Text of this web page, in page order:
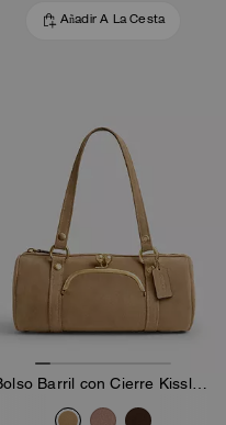
Añadir A La Cesta
Bolso Barril con Cierre Kisslock